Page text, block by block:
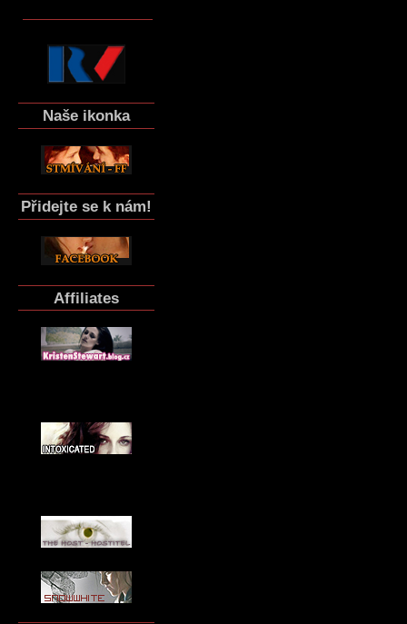
Naše ikonka
Přidejte se k nám!
Affiliates